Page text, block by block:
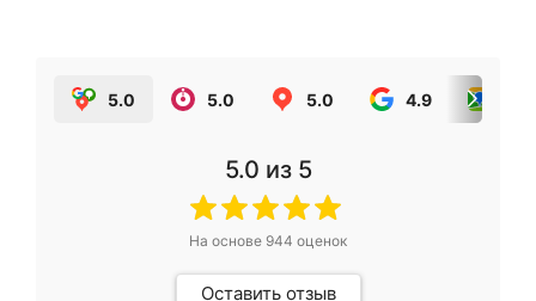
5.0 5.0 5.0 4.9
5.0 из 5
На основе 944 оценок
Оставить отзыв